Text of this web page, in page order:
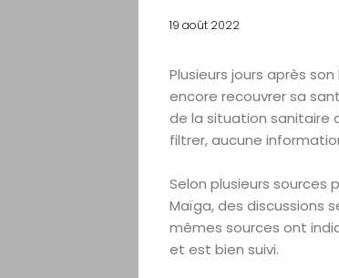
Accueil
19 août 2022
Plusieurs jours après
encore recouvrer sa
de la situation sanitaire
filtrer, aucune
Selon plusieurs sources
Maïga, des discussions
mêmes sources ont
et est bien suivi.